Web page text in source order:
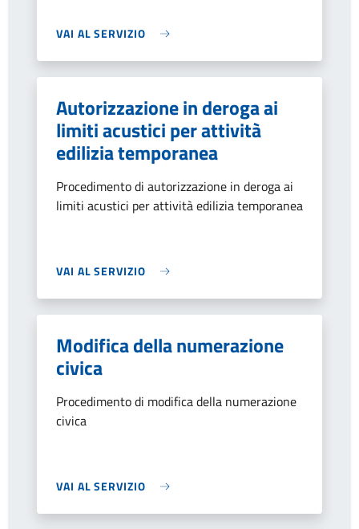
VAI AL SERVIZIO
Autorizzazione in deroga ai
limiti acustici per attività
edilizia temporanea
Procedimento di autorizzazione in deroga ai
limiti acustici per attività edilizia temporanea
VAI AL SERVIZIO
Modifica della numerazione
civica
Procedimento di modifica della numerazione
civica
VAI AL SERVIZIO